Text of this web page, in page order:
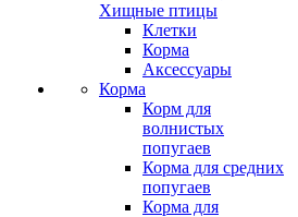
Хищные птицы
Клетки
Корма
Аксессуары
Корма
Корм для
волнистых
попугаев
Корма для средних
попугаев
Корма для